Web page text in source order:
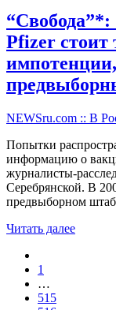
“Свобода”*:
Pfizer стоит
NEWSru.com :: В
Попытки
информацию о
журналисты-
Серебрянской. В
предвыборном
Читать далее
1
…
515